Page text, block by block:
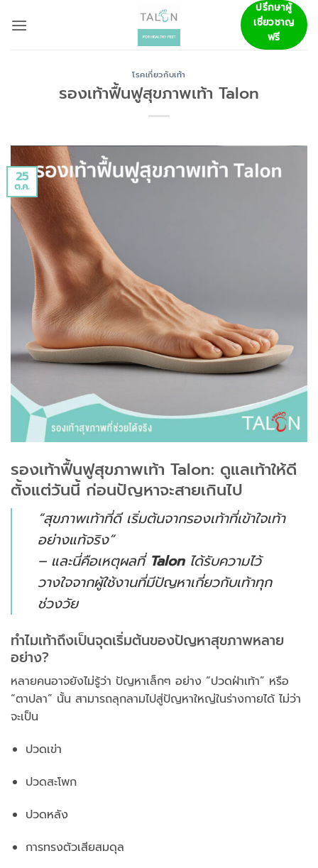
ปรึกษาผู้
เชี่ยวชาญ
ฟรี
โรคเกี่ยวกับเท้า
รองเท้าฟื้นฟูสุขภาพเท้า Talon
25
ต.ค.
รองเท้าฟื้นฟูสุขภาพเท้า Talon: ดูแลเท้าให้ดี
ตั้งแต่วันนี้ ก่อนปัญหาจะสายเกินไป
“สุขภาพเท้าที่ดี เริ่มต้นจากรองเท้าที่เข้าใจเท้า
อย่างแท้จริง”
– และนี่คือเหตุผลที่ Talonได้รับความไว้
วางใจจากผู้ใช้งานที่มีปัญหาเกี่ยวกับเท้าทุก
ช่วงวัย
ทำไมเท้าถึงเป็นจุดเริ่มต้นของปัญหาสุขภาพหลาย
อย่าง?
หลายคนอาจยังไม่รู้ว่า ปัญหาเล็กๆ อย่าง “ปวดฝ่าเท้า” หรือ
“ตาปลา” นั้น สามารถลุกลามไปสู่ปัญหาใหญ่ในร่างกายได้ ไม่ว่า
จะเป็น
ปวดเข่า
ปวดสะโพก
ปวดหลัง
การทรงตัวเสียสมดุล